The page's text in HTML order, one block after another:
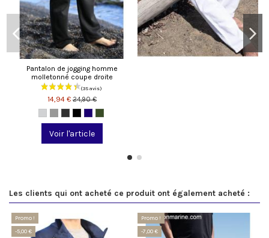
Pantalon de jogging homme
molletonné coupe droite
14,94 €24,90 €
Voir l'article
Les clients qui ont acheté ce produit ont également acheté :
Promo !
-5,00 €
Promo !
-7,00 €